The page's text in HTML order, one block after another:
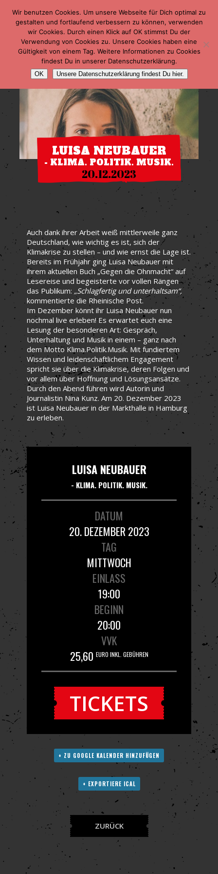
LUISA NEUBAUER
- KLIMA. POLITIK. MUSIK.
20.12.2023
Auch dank ihrer Arbeit weiß mittlerweile ganz
Deutschland, wie wichtig es ist, sich der
Klimakrise zu stellen – und wie ernst die Lage ist.
Bereits im Frühjahr ging Luisa Neubauer mit
ihrem aktuellen Buch „Gegen die Ohnmacht“ auf
Lesereise und begeisterte vor vollen Rängen
das Publikum: „Schlagfertig und unterhaltsam“,
kommentierte die Rheinische Post.
Im Dezember könnt ihr Luisa Neubauer nun
nochmal live erleben! Es erwartet euch eine
Lesung der besonderen Art: Gespräch,
Unterhaltung und Musik in einem – ganz nach
dem Motto Klima.Politik.Musik. Mit fundiertem
Wissen und leidenschaftlichem Engagement
spricht sie über die Klimakrise, deren Folgen und
vor allem über Hoffnung und Lösungsansätze.
Durch den Abend führen wird Autorin und
Journalistin Nina Kunz. Am 20. Dezember 2023
ist Luisa Neubauer in der Markthalle in Hamburg
zu erleben.
LUISA NEUBAUER
- KLIMA. POLITIK. MUSIK.
DATUM
20. DEZEMBER 2023
TAG
MITTWOCH
EINLASS
19:00
BEGINN
20:00
VVK
25,60 EURO INKL. GEBÜHREN
TICKETS
+ ZU GOOGLE KALENDER HINZUFÜGEN
+ EXPORTIERE ICAL
ZURÜCK
Wir benutzen Cookies. Um unsere Webseite für Dich optimal zu
gestalten und fortlaufend verbessern zu können, verwenden
wir Cookies. Durch einen Klick auf OK stimmst Du der
Verwendung von Cookies zu. Unsere Cookies haben eine
Gültigkeit von einem Tag. Weitere Informationen zu Cookies
findest Du in unserer Datenschutzerklärung.
OK Unsere Datenschutzerklärung findest Du hier.